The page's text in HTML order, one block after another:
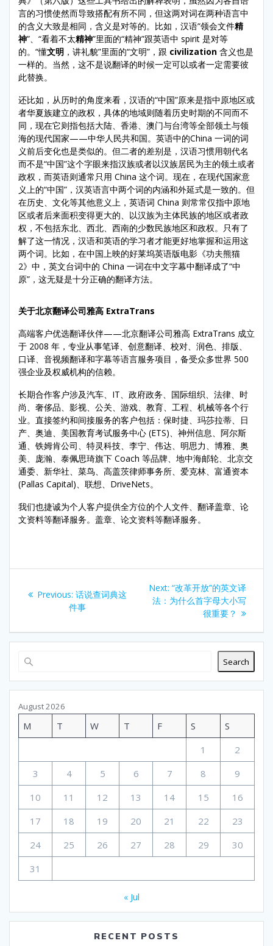
言的习惯使然而导致搭配有所不同，但这两对词在两种语言中
的含义大致是相同，含义是对等的。比如，汉语“领会文件精
神”、“看着不太精神”里面的“精神”跟英语中 spirit 是对等
的。“懂文明 ，讲礼貌”里面的“文明”，跟 civilization 含义也是
一样的。当然，这不是说翻译的时候一定可以或者一定需要彼
此替换。
还比如，从历时的角度来看，汉语的“中国”原来是指中原地区或
者华夏族建立的政权，具体的地域则随着历史时期的不同而不
同，现在它则指包括大陆、香港、澳门与台湾等全部领土与领
海的现代国家——中华人民共和国。英语中的China 一词的词
义前后变化也是类似的。但二者的差别是，汉语习惯用朝代名
而不是“中国”这个字眼来指汉族或者以汉族居民为主的领土或者
政权，而英语则通常只用 China 这个词。现在，在现代国家意
义上的“中国”，汉英语言中两个词的内涵和外延式是一致的。但
在历史、文化等其他意义上，英语词 China 则常常仅指中原地
区或者后来面积变得更大的、以汉族为主体民族的地区或者政
权，不包括东北、西北、西南的少数民族地区和政权。只有了
解了这一情况，汉语和英语的学习者才能更好地掌握和运用这
两个词。比如，在中国上映的好莱坞英语版电影《功夫熊猫
2》中，英文台词中的 China 一词在中文字幕中翻译成了“中
原”，这无疑是十分正确的翻译方法。
关于北京翻译公司雅高 ExtraTrans
高端客户优选翻译伙伴——北京翻译公司雅高 ExtraTrans 成立
于 2008 年，专业从事笔译、创意翻译、校对、润色、排版、
口译、音视频翻译和字幕等语言服务项目，备受众多世界 500
强企业及权威机构的信赖。
长期合作客户涉及汽车、IT、政府政务、国际组织、法律、时
尚、奢侈品、影视、公关、游戏、教育、工程、机械等各个行
业。直接签约和间接服务的客户包括：保时捷、玛莎拉蒂、日
产、奥迪、美国教育考试服务中心 (ETS)、神州信息、阿尔斯
通、铁姆肯公司、特灵科技、李宁、伟达、明思力、博雅、奥
美、庞瀚、泰佩思琦旗下 Coach 等品牌、地中海邮轮、北京交
通委、新华社、菜鸟、高盖茨律师事务所、爱克林、富通资本
(Pallas Capital)、联想、DriveNets。
我们也捷诚为个人客户提供全方位的个人文件、翻译盖章、论
文资料等翻译服务。盖章、论文资料等翻译服务。
navigation
Previous: Previous
post:
话说查词典这
件事
Next: Next
post:
“改革开放”的英文译
法：为什么首字母大小写
很重要？
Search
August 2026
M T W T F S
S
1
2
3
4 5 6 7 8
9
10
11 12 13 14 15
16
17
18 19 20 21 22
23
24
25 26 27 28 29
30
31
« Jul
RECENT POSTS